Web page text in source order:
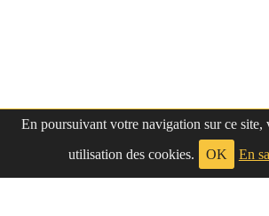
En poursuivant votre navigation sur ce site,
utilisation des cookies.
OK En